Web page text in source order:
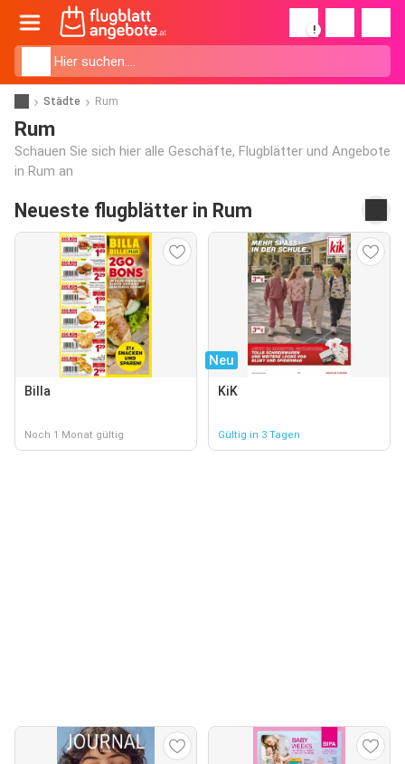
!
Städte Rum
Rum
Schauen Sie sich hier alle Geschäfte, Flugblätter und Angebote
in Rum an
Neueste flugblätter in Rum
Billa
Noch 1 Monat gültig
Neu
KiK
Gültig in 3 Tagen